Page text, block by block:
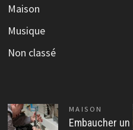
Maison
Musique
Non classé
MAISON
Embaucher un